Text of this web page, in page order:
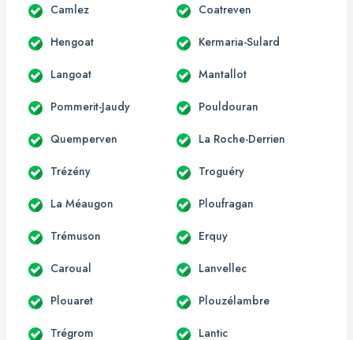
Camlez Coatreven
Hengoat Kermaria-Sulard
Langoat Mantallot
Pommerit-Jaudy Pouldouran
Quemperven La Roche-Derrien
Trézény Troguéry
La Méaugon Ploufragan
Trémuson Erquy
Caroual Lanvellec
Plouaret Plouzélambre
Trégrom Lantic